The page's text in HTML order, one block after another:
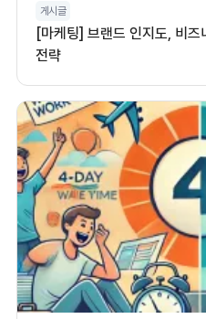
게시글
[마케팅] 브랜드 인지도, 비
전략